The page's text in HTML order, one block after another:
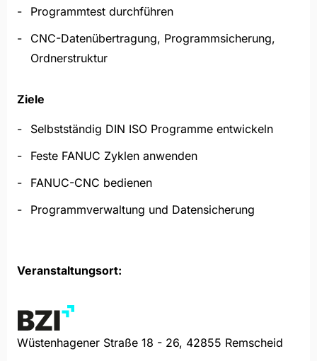
Programmtest durchführen
CNC-Datenübertragung, Programmsicherung,
Ordnerstruktur
Ziele
Selbstständig DIN ISO Programme entwickeln
Feste FANUC Zyklen anwenden
FANUC-CNC bedienen
Programmverwaltung und Datensicherung
Veranstaltungsort:
Wüstenhagener Straße 18 - 26, 42855 Remscheid